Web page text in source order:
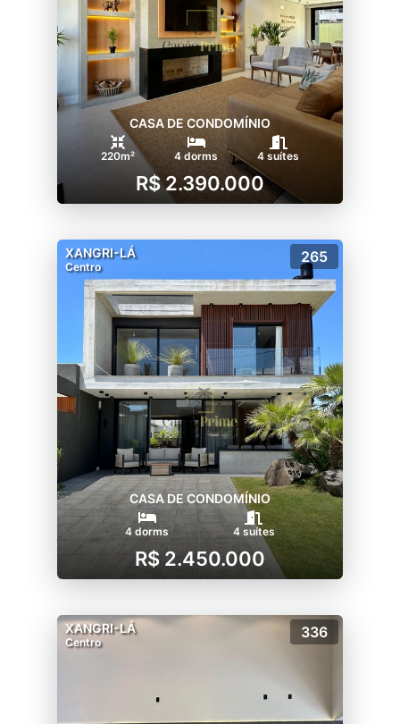
CASA DE CONDOMÍNIO
220m² 4 dorms 4 suítes
R$ 2.390.000
XANGRI-LÁ
Centro
265
CASA DE CONDOMÍNIO
4 dorms 4 suítes
R$ 2.450.000
XANGRI-LÁ
Centro
336